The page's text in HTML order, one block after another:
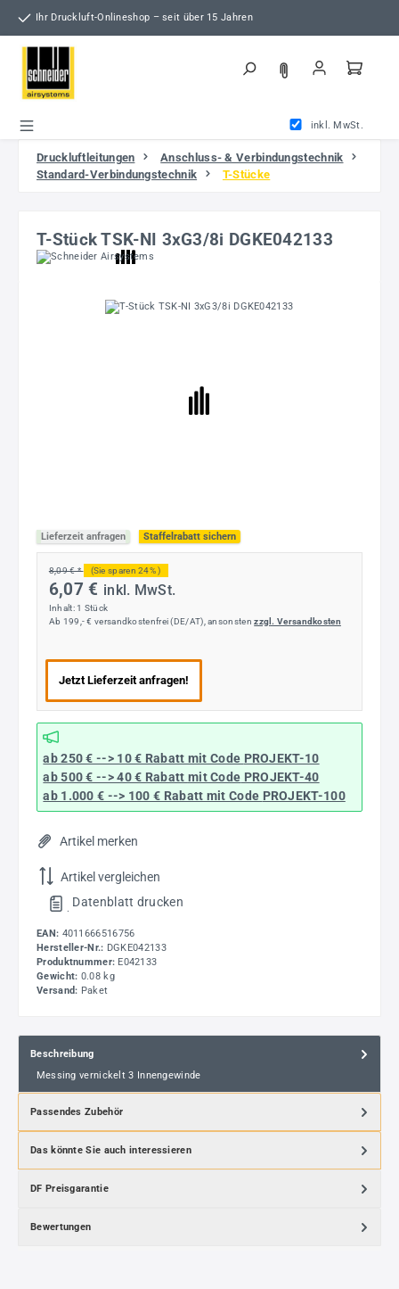
Zum Hauptinhalt springen
Ihr Druckluft-Onlineshop – seit über 15 Jahren
inkl. MwSt.
Druckluftleitungen
Anschluss- & Verbindungstechnik
Standard-Verbindungstechnik
T-Stücke
T-Stück TSK-NI 3xG3/8i DGKE042133
Bildergalerie überspringen
Lieferzeit anfragen Staffelrabatt sichern
8,09 € * (Sie sparen 24% )
6,07 € inkl. MwSt.
Inhalt: 1 Stück
Ab 199,- € versandkostenfrei (DE/AT), ansonstenzzgl. Versandkosten
Jetzt Lieferzeit anfragen!
ab 250 € --> 10 € Rabatt mit Code PROJEKT-10
ab 500 € --> 40 € Rabatt mit Code PROJEKT-40
ab 1.000 € --> 100 € Rabatt mit Code PROJEKT-100
Artikel merken
Artikel vergleichen
Datenblatt drucken
EAN: 4011666516756
Hersteller-Nr.: DGKE042133
Produktnummer: E042133
Gewicht: 0.08 kg
Versand: Paket
Beschreibung
Messing vernickelt 3 Innengewinde
Passendes Zubehör
Das könnte Sie auch interessieren
DF Preisgarantie
Bewertungen